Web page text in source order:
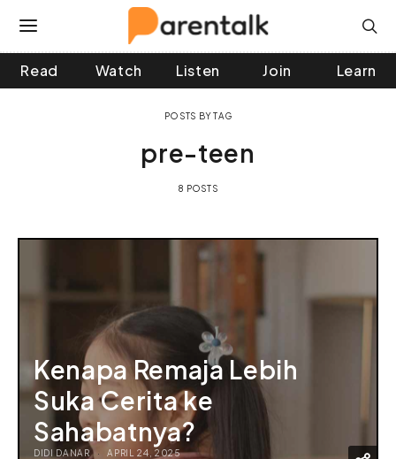
Read Watch Listen Join Learn
POSTS BY TAG
pre-teen
8 POSTS
Kenapa Remaja Lebih
Suka Cerita ke
Sahabatnya?
DIDI DANAR APRIL 24, 2025